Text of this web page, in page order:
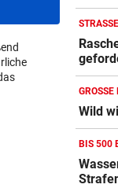
GROSSE
Wild
BIS 500